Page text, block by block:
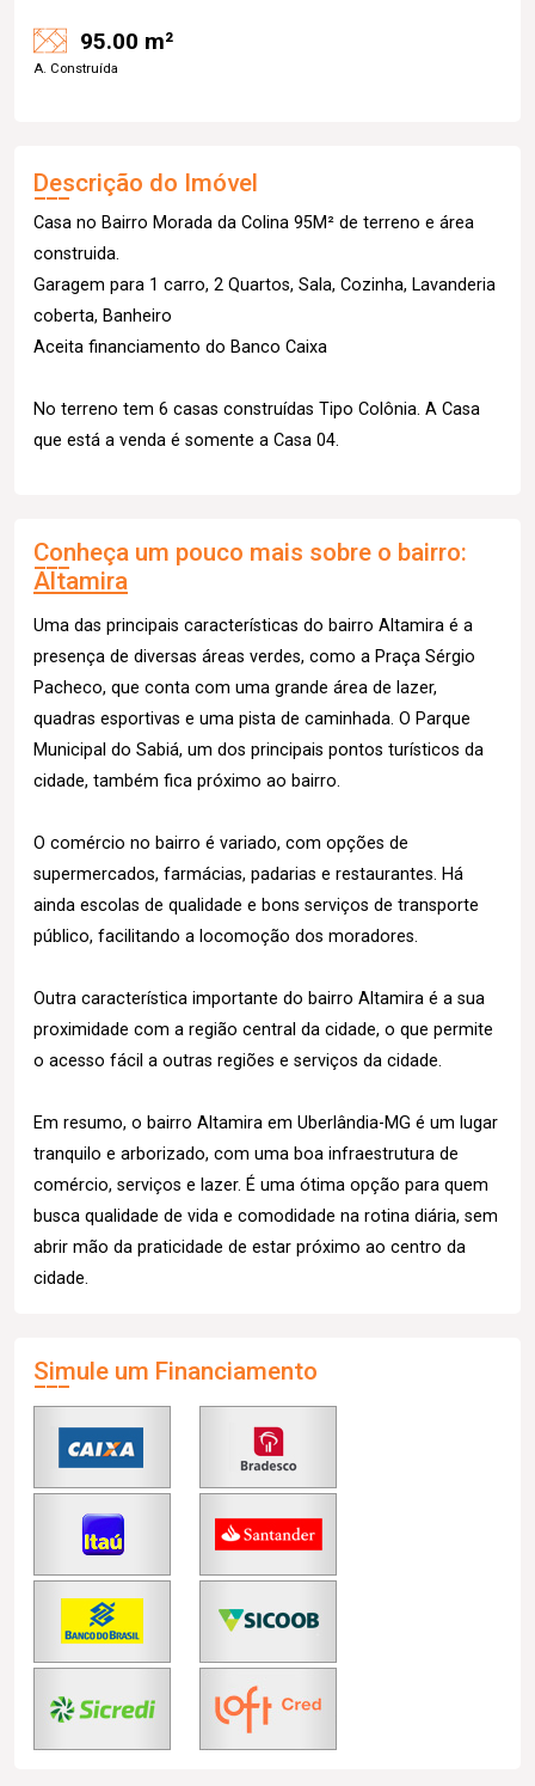
95.00 m²
A. Construída
Descrição do Imóvel
Casa no Bairro Morada da Colina 95M² de terreno e área
construida.
Garagem para 1 carro, 2 Quartos, Sala, Cozinha, Lavanderia
coberta, Banheiro
Aceita financiamento do Banco Caixa
No terreno tem 6 casas construídas Tipo Colônia. A Casa
que está a venda é somente a Casa 04.
Conheça um pouco mais sobre o bairro:
Altamira
Uma das principais características do bairro Altamira é a
presença de diversas áreas verdes, como a Praça Sérgio
Pacheco, que conta com uma grande área de lazer,
quadras esportivas e uma pista de caminhada. O Parque
Municipal do Sabiá, um dos principais pontos turísticos da
cidade, também fica próximo ao bairro.
O comércio no bairro é variado, com opções de
supermercados, farmácias, padarias e restaurantes. Há
ainda escolas de qualidade e bons serviços de transporte
público, facilitando a locomoção dos moradores.
Outra característica importante do bairro Altamira é a sua
proximidade com a região central da cidade, o que permite
o acesso fácil a outras regiões e serviços da cidade.
Em resumo, o bairro Altamira em Uberlândia-MG é um lugar
tranquilo e arborizado, com uma boa infraestrutura de
comércio, serviços e lazer. É uma ótima opção para quem
busca qualidade de vida e comodidade na rotina diária, sem
abrir mão da praticidade de estar próximo ao centro da
cidade.
Simule um Financiamento